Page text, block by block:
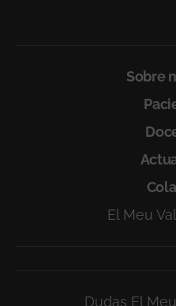
Sobre
El Meu
Dudas El